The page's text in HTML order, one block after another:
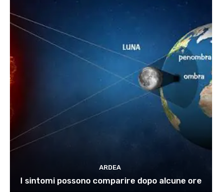
ARDEA
I sintomi possono comparire dopo alcune ore